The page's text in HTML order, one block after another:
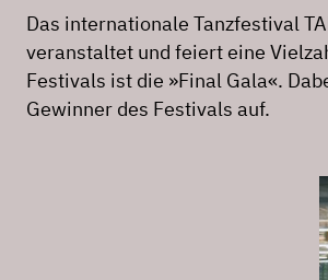
Das internationale Tanzfestival
veranstaltet und feiert eine
Festivals ist die »Final Gala«.
Gewinner des Festivals auf.